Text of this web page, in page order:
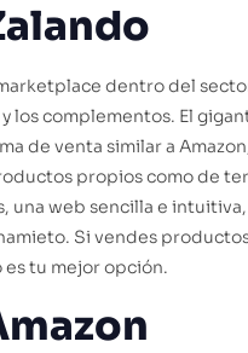
dentro del
los complementos. El
de venta similar a
propios como de
una web sencilla e intuitiva,
Si vendes
es tu mejor opción.